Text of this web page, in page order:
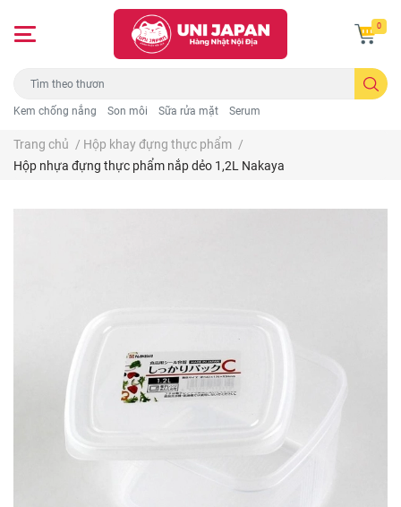
Kem chống nắng Son môi Sữa rửa mặt Serum
0
Trang chủ / Hộp khay đựng thực phẩm /
Hộp nhựa đựng thực phẩm nắp dẻo 1,2L Nakaya